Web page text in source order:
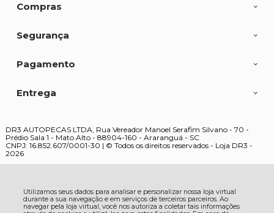
Utilizamos seus dados para analisar e personalizar nossa loja virtual
durante a sua navegação e em serviços de terceiros parceiros. Ao
navegar pela loja virtual, você nos autoriza a coletar tais informações
Compras
Segurança
Pagamento
Entrega
DR3 AUTOPECAS LTDA, Rua Vereador Manoel Serafim Silvano - 70 -
Prédio Sala 1 - Mato Alto - 88904-160 - Araranguá - SC
CNPJ: 16.852.607/0001-30 | © Todos os direitos reservados - Loja DR3 -
2026